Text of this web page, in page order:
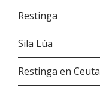
Restinga
Sila Lúa
Restinga en Ceuta